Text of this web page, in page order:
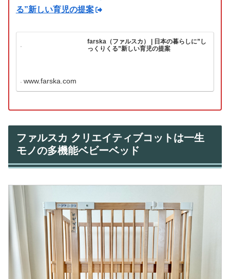
る”新しい育児の提案
farska（ファルスカ） | 日本の暮らしに”し
っくりくる”新しい育児の提案
www.farska.com
ファルスカ クリエイティブコットは一生
モノの多機能ベビーベッド